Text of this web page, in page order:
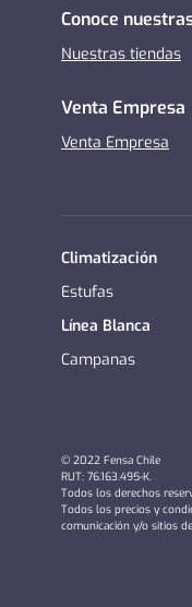
Conoce
Nuestras tiendas
Venta Empresa
Venta Empresa
Climatización
Estufas
Línea Blanca
Campanas
© 2022 Fensa Chile
RUT: 76.163.495-K.
Todos los derechos
Todos los precios y
comunicación y/o sitios